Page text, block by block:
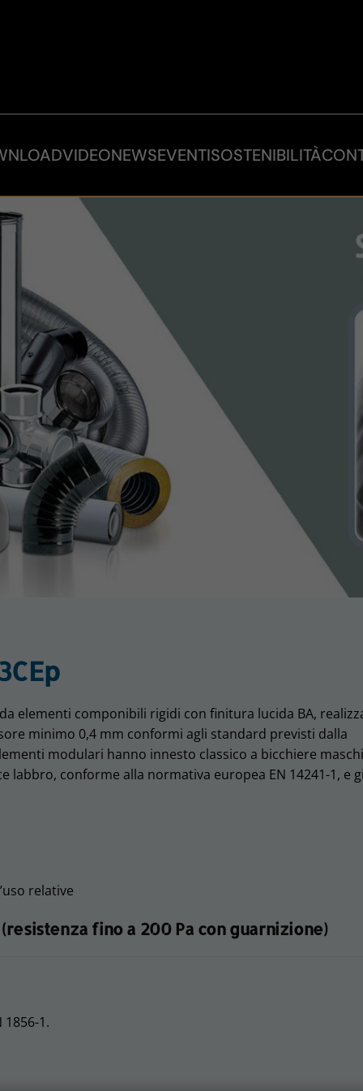
VIDEONEWSEVENTISOSTENIBILITÀ
elementi componibili rigidi con finitura lucida BA,
minimo 0,4 mm conformi agli standard previsti dalla
modulari hanno innesto classico a bicchiere
conforme alla normativa europea EN 14241-1, e
relative
fino a 200 Pa con guarnizione)
1.